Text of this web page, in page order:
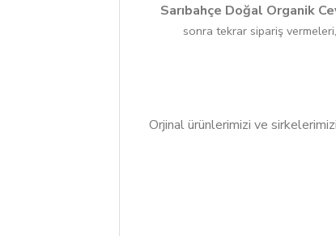
Sarıbahçe Doğal Organik
sonra tekrar sipariş
Orjinal ürünlerimizi ve